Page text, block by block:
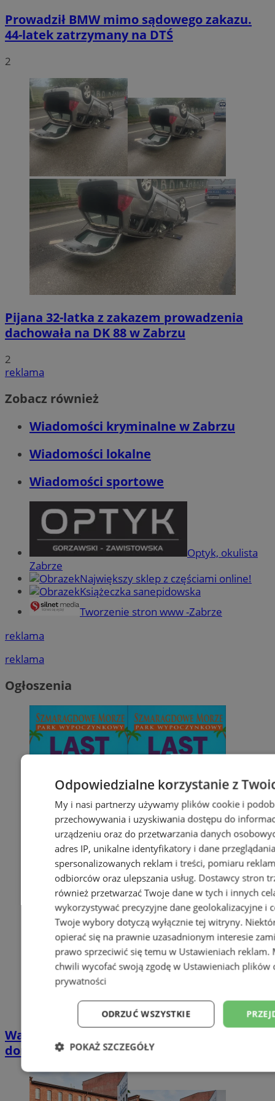
Prowadził BMW mimo sądowego zakazu.
44-latek zatrzymany na DTŚ
2
Pijana 32-latka z zakazem prowadzenia
dachowała na DK 88 w Zabrzu
2
reklama
Zobacz również
Wiadomości kryminalne w Zabrzu
Wiadomości lokalne
Wiadomości sportowe
Optyk, okulista
Zabrze
Największy sklep z częściami online!
Książeczka sanepidowska
Tworzenie stron www -Zabrze
reklama
reklama
Ogłoszenia
Wakacyjny wypoczynek nad Bałtykiem w
domkach Szmaragdowe Morze
Odpowiedzialne korzystanie z
My i nasi partnerzy używamy plików cookie i
przechowywania i uzyskiwania dostępu do
urządzeniu oraz do przetwarzania danych
adres IP, unikalne identyfikatory i dane
spersonalizowanych reklam i treści, pomiaru
odbiorców oraz ulepszania usług. Dostawcy stron
również przetwarzać Twoje dane w tych i innych
wykorzystywać precyzyjne dane geolokalizacyjne i
Twoje wybory dotyczą wyłącznie tej witryny.
opierać się na prawnie uzasadnionym interesie
prawo sprzeciwić się temu w Ustawieniach reklam.
chwili wycofać swoją zgodę w Ustawieniach plików
prywatności
ODRZUĆ WSZYSTKIE
POKAŻ SZCZEGÓŁY
Niezbędne Wydajność